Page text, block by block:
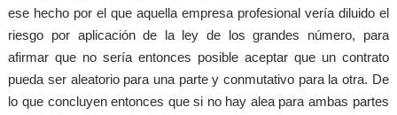
ese hecho por el que aquella empresa profesional vería diluido el
riesgo por aplicación de la ley de los grandes número, para
afirmar que no sería entonces posible aceptar que un contrato
pueda ser aleatorio para una parte y conmutativo para la otra. De
lo que concluyen entonces que si no hay alea para ambas partes